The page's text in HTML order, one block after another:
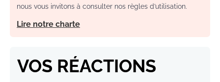
nous vous invitons à consulter nos règles d’utilisation.
Lire notre charte
VOS RÉACTIONS